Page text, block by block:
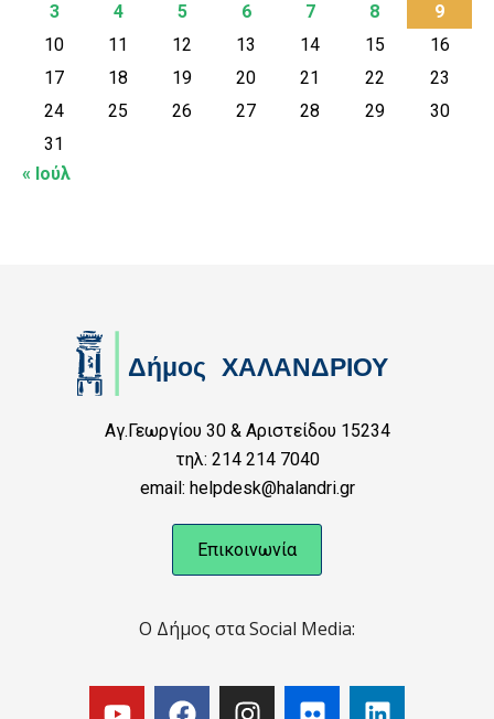
3
4 5 6 7 8
9
10
11 12 13 14 15
16
17
18 19 20 21 22
23
24
25 26 27 28 29
30
31
« Ιούλ
Αγ.Γεωργίου 30 & Αριστείδου 15234
τηλ: 214 214 7040
email: helpdesk@halandri.gr
Επικοινωνία
Ο Δήμος στα Social Media: